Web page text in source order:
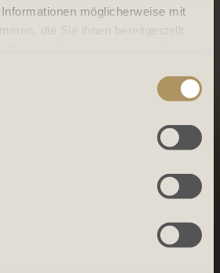
möglicherweise mit
die Sie ihnen bereitgestellt